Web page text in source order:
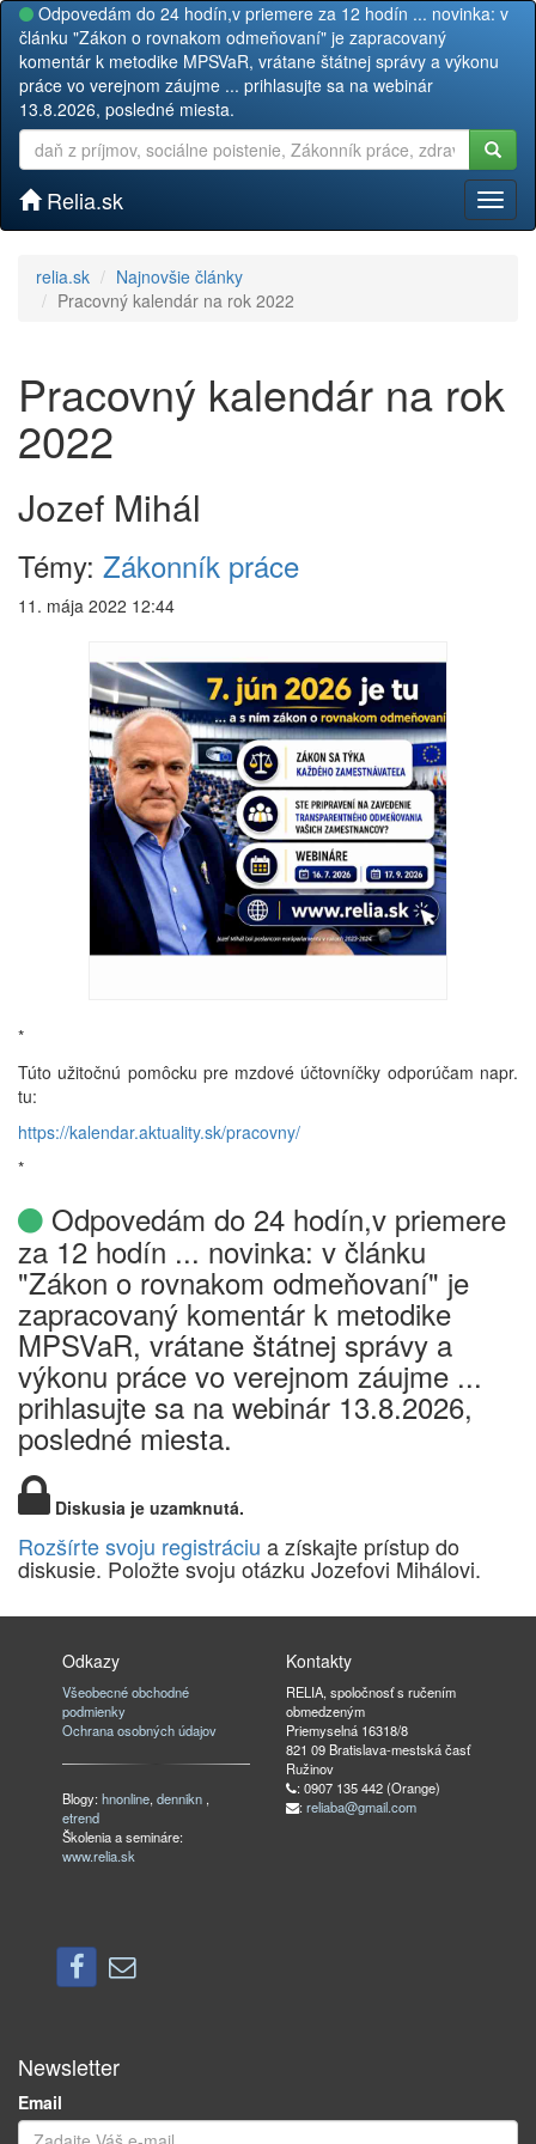
Odpovedám do 24 hodín,v priemere za 12 hodín ... novinka: v
článku "Zákon o rovnakom odmeňovaní" je zapracovaný
komentár k metodike MPSVaR, vrátane štátnej správy a výkonu
práce vo verejnom záujme ... prihlasujte sa na webinár
13.8.2026, posledné miesta.
Relia.sk
relia.sk
Najnovšie články
Pracovný kalendár na rok 2022
Pracovný kalendár na rok
2022
Jozef Mihál
Témy: Zákonník práce
11. mája 2022 12:44
*
Túto užitočnú pomôcku pre mzdové účtovníčky odporúčam napr.
tu:
https://kalendar.aktuality.sk/pracovny/
*
Odpovedám do 24 hodín,v priemere
za 12 hodín ... novinka: v článku
"Zákon o rovnakom odmeňovaní" je
zapracovaný komentár k metodike
MPSVaR, vrátane štátnej správy a
výkonu práce vo verejnom záujme ...
prihlasujte sa na webinár 13.8.2026,
posledné miesta.
Diskusia je uzamknutá.
Rozšírte svoju registráciu a získajte prístup do
diskusie. Položte svoju otázku Jozefovi Mihálovi.
Odkazy
Všeobecné obchodné
podmienky
Ochrana osobných údajov
Blogy:hnonline,dennikn ,
etrend
Školenia a semináre:
www.relia.sk
Kontakty
RELIA, spoločnosť s ručením
obmedzeným
Priemyselná 16318/8
821 09 Bratislava-mestská časť
Ružinov
: 0907 135 442 (Orange)
: reliaba@gmail.com
Newsletter
Email